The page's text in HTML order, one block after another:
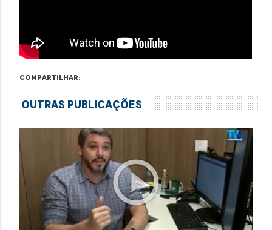
Compartilhar:
Outras Publicações
play_circle_outline